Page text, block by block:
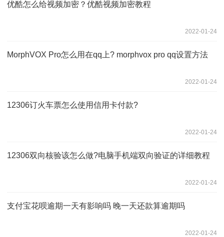
优酷怎么给视频加密？优酷视频加密教程
2022-01-24
MorphVOX Pro怎么用在qq上? morphvox pro qq设置方法
2022-01-24
12306订火车票怎么使用信用卡付款?
2022-01-24
12306双向核验该怎么做?电脑手机端双向验证的详细教程
2022-01-24
支付宝花呗逾期一天有影响吗 晚一天还款算逾期吗
2022-01-24